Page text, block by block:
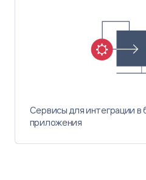
Сервисы для интеграции в
приложения